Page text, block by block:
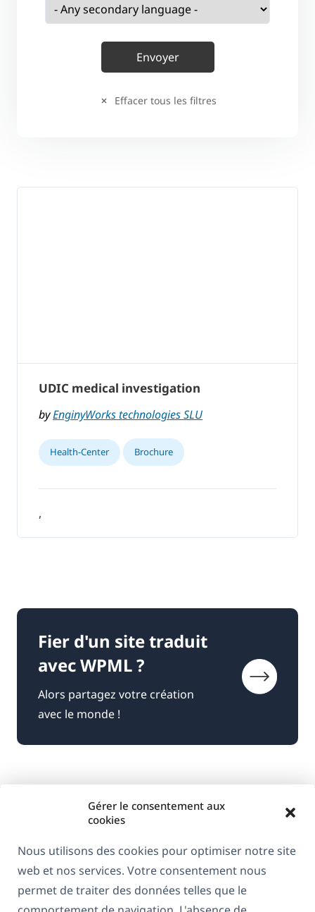
Gérer le consentement aux
cookies
Nous utilisons des cookies pour optimiser notre site
web et nos services. Votre consentement nous
permet de traiter des données telles que le
Effacer tous les filtres
UDIC medical investigation
byEnginyWorks technologies SLU
Health-Center Brochure
,
Fier d'un site traduit
avec WPML ?
Alors partagez votre création
avec le monde !
RGPD & Politique de confidentialité